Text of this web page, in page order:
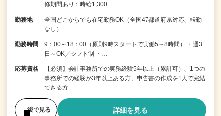
修期間あり：時給1,300…
勤務地
全国どこからでも在宅勤務OK（全国47都道府県対応、転勤
なし）
勤務時間
9：00～18：00（原則9時スタートで実働5～8時間） ・週3
日～OK／シフト制 ・…
応募資格
【必須】会計事務所での実務経験5年以上（累計可）、1つの
事務所での経験が3年以上ある方、申告書の作成を1人で完結
できる方
後で見る 詳細を見る